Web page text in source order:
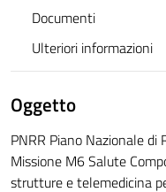
Documenti
Ulteriori informazioni
Oggetto
PNRR Piano Nazionale di
Missione M6 Salute
strutture e telemedicina